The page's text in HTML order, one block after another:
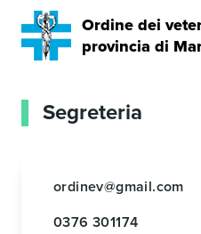
Ordine dei
provincia di
Segreteria
ordinev@gmail.com
0376 301174